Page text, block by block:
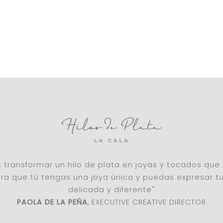
transformar un hilo de plata en joyas y tocados que
que tú tengas una joya única y puedas expresar
delicada y diferente"
PAOLA DE LA PEÑA, EXECUTIVE CREATIVE DIRECTOR